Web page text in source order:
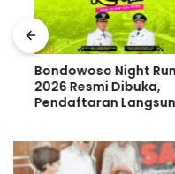
Bondowoso Night Run
2026 Resmi Dibuka,
Pendaftaran Langsung